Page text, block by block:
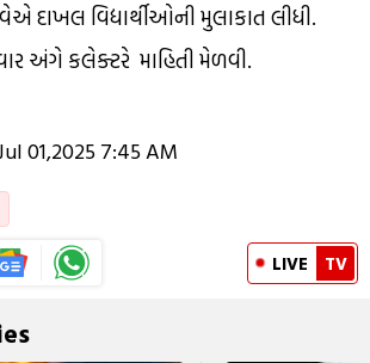
દાખલ વિદ્યાર્થીઓની મુલાકાત લીધી.
અંગે કલેક્ટરે માહિતી મેળવી.
01,2025 7:45 AM
LIVE TV